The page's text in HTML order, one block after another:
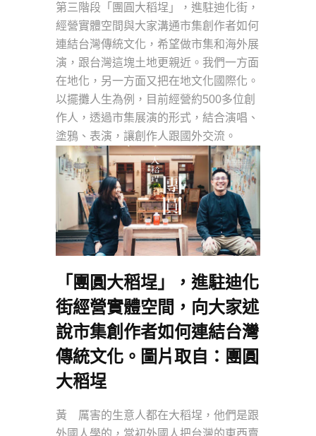
第三階段「團圓大稻埕」，進駐迪化街，
經營實體空間與大家溝通市集創作者如何
連結台灣傳統文化，希望做市集和海外展
演，跟台灣這塊土地更親近。我們一方面
在地化，另一方面又把在地文化國際化。
以擺攤人生為例，目前經營約500多位創
作人，透過市集展演的形式，結合演唱、
塗鴉、表演，讓創作人跟國外交流。
「團圓大稻埕」，進駐迪化
街經營實體空間，向大家述
說市集創作者如何連結台灣
傳統文化。圖片取自： 團圓
大稻埕
黃 厲害的生意人都在大稻埕，他們是跟
外國人學的，當初外國人把台灣的東西賣